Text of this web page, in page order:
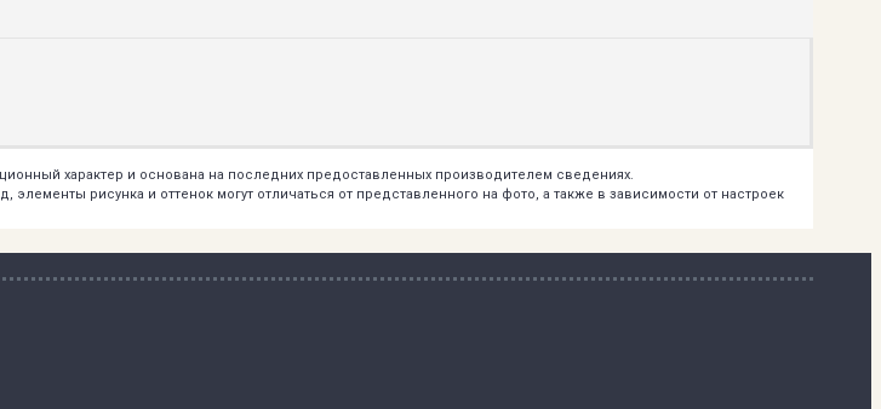
характер и основана на последних предоставленных производителем сведениях.
рисунка и оттенок могут отличаться от представленного на фото, а также в зависимости от настроек